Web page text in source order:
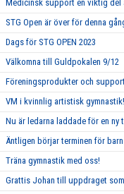
Medicinsk support en viktig del
STG Open är över för denna
Dags för STG OPEN 2023
Välkomna till Guldpokalen 9/12
Föreningsprodukter och
VM i kvinnlig artistisk gymnastik!
Nu är ledarna laddade för en ny
Äntligen börjar terminen för
Träna gymnastik med oss!
Grattis Johan till uppdraget